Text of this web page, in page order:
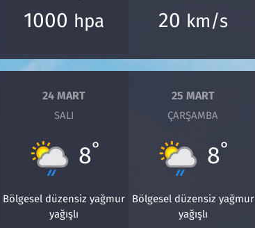
1000 hpa 20 km/s
24 MART
SALI
8°
Bölgesel düzensiz yağmur
yağışlı
25 MART
ÇARŞAMBA
8°
Bölgesel düzensiz yağmur
yağışlı